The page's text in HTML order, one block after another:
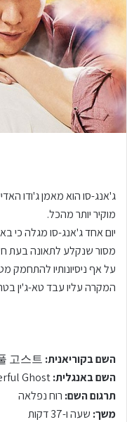
ג'אנג-סו הוא מאמן ג'ודו
מוקיר יותר מהכל.
יום אחד ג'אנג-סו מגלה כי
מסור שנקלע לתאונה בעת
על אף ניסיונותיו להתחמק
המקרה עליו עבד טא-ג'ין
השם בקוריאנית: 고스트
השם באנגלית:Ghost
תרגום השם: רוח נפלאה
משך: שעה ו-37 דקות